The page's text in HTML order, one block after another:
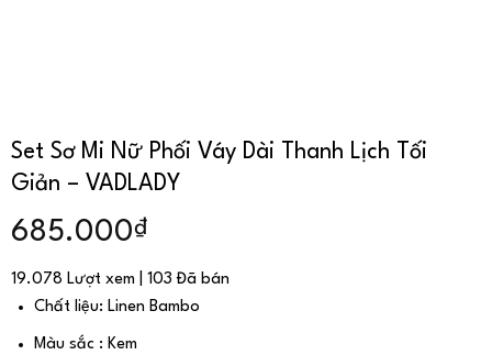
Set Sơ Mi Nữ Phối Váy Dài Thanh Lịch Tối
Giản – VADLADY
685.000₫
19.078 Lượt xem | 103 Đã bán
Chất liệu: Linen Bambo
Màu sắc : Kem